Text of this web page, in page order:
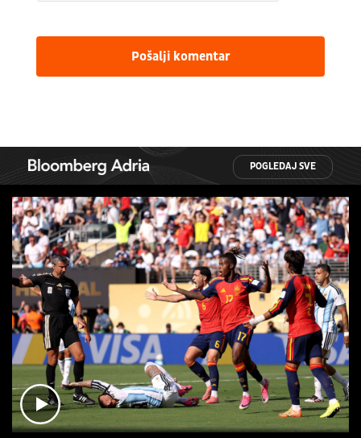
Pošalji komentar
POGLEDAJ SVE